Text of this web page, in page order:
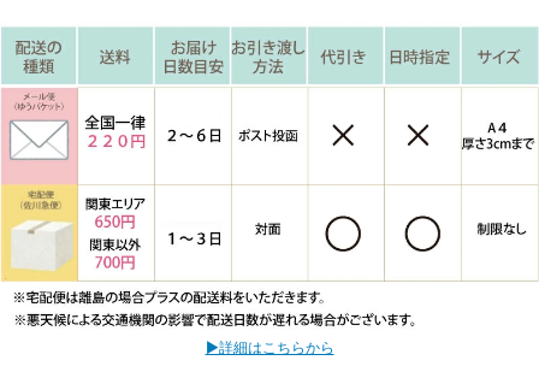
▶詳細はこちらから